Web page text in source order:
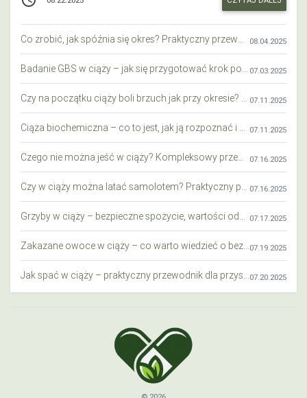
08.04.2025
07.03.2025
07.11.2025
07.11.2025
07.16.2025
07.16.2025
07.17.2025
07.19.2025
07.20.2025